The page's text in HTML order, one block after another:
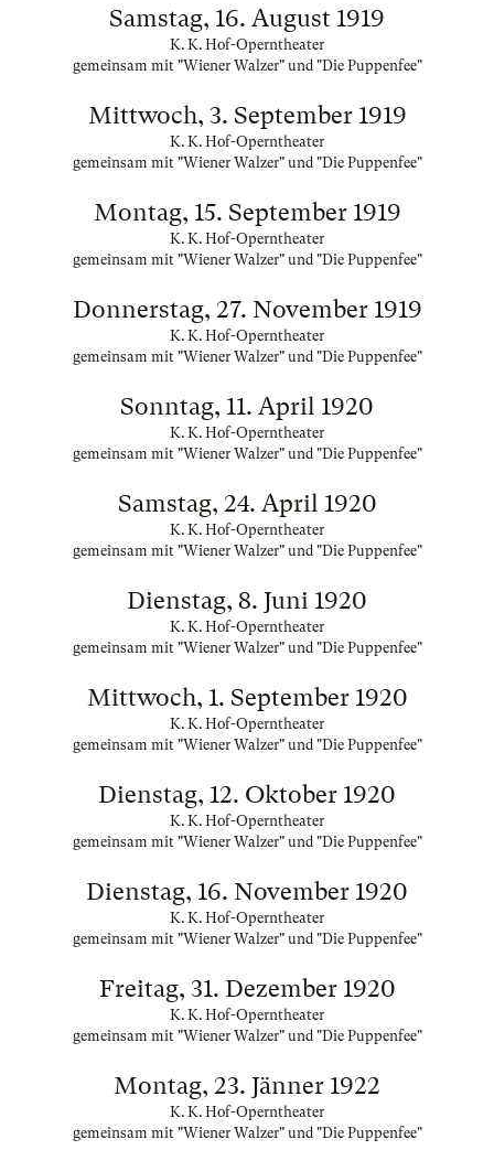
Samstag, 16. August 1919
K. K. Hof-Operntheater
gemeinsam mit "Wiener Walzer" und "Die Puppenfee"
Mittwoch, 3. September 1919
K. K. Hof-Operntheater
gemeinsam mit "Wiener Walzer" und "Die Puppenfee"
Montag, 15. September 1919
K. K. Hof-Operntheater
gemeinsam mit "Wiener Walzer" und "Die Puppenfee"
Donnerstag, 27. November 1919
K. K. Hof-Operntheater
gemeinsam mit "Wiener Walzer" und "Die Puppenfee"
Sonntag, 11. April 1920
K. K. Hof-Operntheater
gemeinsam mit "Wiener Walzer" und "Die Puppenfee"
Samstag, 24. April 1920
K. K. Hof-Operntheater
gemeinsam mit "Wiener Walzer" und "Die Puppenfee"
Dienstag, 8. Juni 1920
K. K. Hof-Operntheater
gemeinsam mit "Wiener Walzer" und "Die Puppenfee"
Mittwoch, 1. September 1920
K. K. Hof-Operntheater
gemeinsam mit "Wiener Walzer" und "Die Puppenfee"
Dienstag, 12. Oktober 1920
K. K. Hof-Operntheater
gemeinsam mit "Wiener Walzer" und "Die Puppenfee"
Dienstag, 16. November 1920
K. K. Hof-Operntheater
gemeinsam mit "Wiener Walzer" und "Die Puppenfee"
Freitag, 31. Dezember 1920
K. K. Hof-Operntheater
gemeinsam mit "Wiener Walzer" und "Die Puppenfee"
Montag, 23. Jänner 1922
K. K. Hof-Operntheater
gemeinsam mit "Wiener Walzer" und "Die Puppenfee"